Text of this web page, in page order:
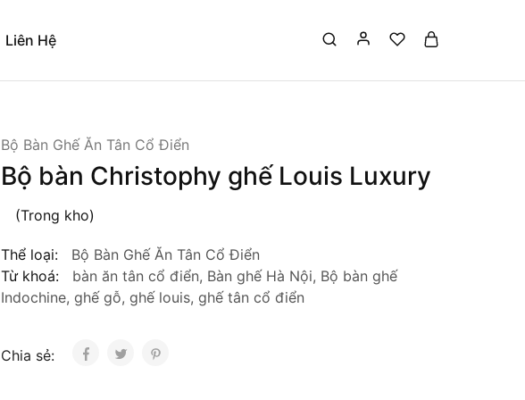
Liên Hệ
Bộ Bàn Ghế Ăn Tân Cổ Điển
Bộ bàn Christophy ghế Louis Luxury
(Trong kho)
Thể loại:
Bộ Bàn Ghế Ăn Tân Cổ Điển
Từ khoá:
bàn ăn tân cổ điển, Bàn ghế Hà Nội, Bộ bàn ghế
Indochine, ghế gỗ, ghế louis, ghế tân cổ điển
Chia sẻ: